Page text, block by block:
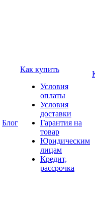
Блог
Как купить
Условия
оплаты
Условия
доставки
Гарантия на
товар
Юридическим
лицам
Кредит,
рассрочка